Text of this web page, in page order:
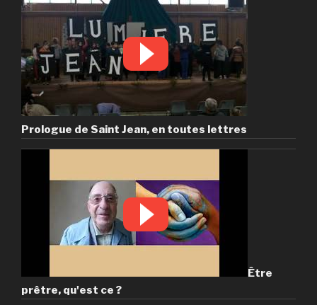
Prologue de Saint Jean, en toutes lettres
Être
prêtre, qu'est ce ?